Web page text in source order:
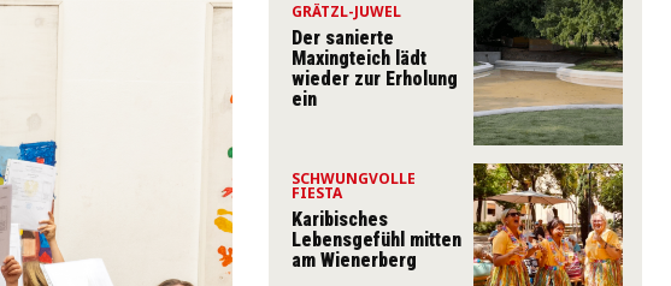
GRÄTZL-JUWEL
Der sanierte
Maxingteich lädt
wieder zur Erholung
ein
SCHWUNGVOLLE
FIESTA
Karibisches
Lebensgefühl mitten
am Wienerberg